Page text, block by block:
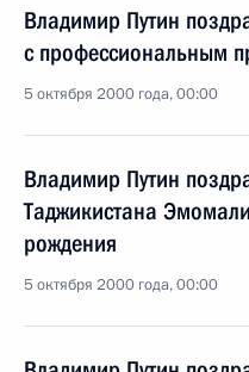
Владимир Путин
с профессиональным
5 октября 2000 года, 00:00
Владимир Путин
Таджикистана
рождения
5 октября 2000 года, 00:00